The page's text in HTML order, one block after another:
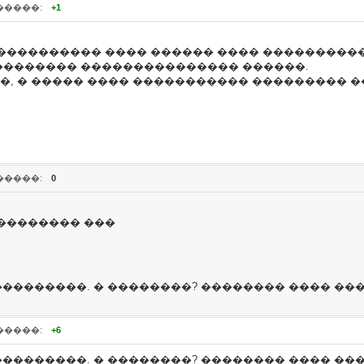
+1
���� ������ ����
��������������� ������.
� ����� ���� ����������� ���������
0
���
� ��������? �������� ����
+6
� ��������? �������� ����